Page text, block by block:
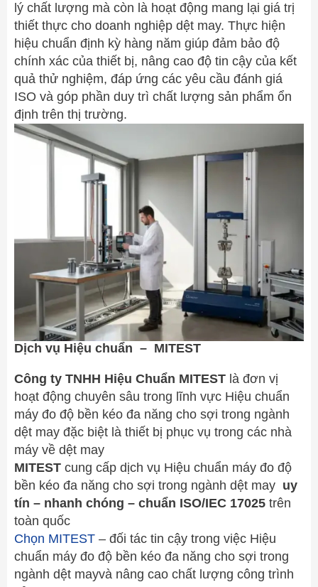
lý chất lượng mà còn là hoạt động mang lại giá trị
thiết thực cho doanh nghiệp dệt may. Thực hiện
hiệu chuẩn định kỳ hàng năm giúp đảm bảo độ
chính xác của thiết bị, nâng cao độ tin cậy của kết
quả thử nghiệm, đáp ứng các yêu cầu đánh giá
ISO và góp phần duy trì chất lượng sản phẩm ổn
định trên thị trường.
Dịch vụ Hiệu chuẩn – MITEST
Công ty TNHH Hiệu Chuẩn MITESTlà đơn vị
hoạt động chuyên sâu trong lĩnh vực Hiệu chuẩn
máy đo độ bền kéo đa năng cho sợi trong ngành
dệt may đặc biệt là thiết bị phục vụ trong các nhà
máy về dệt may
MITESTcung cấp dịch vụ Hiệu chuẩn máy đo độ
bền kéo đa năng cho sợi trong ngành dệt may uy
tín – nhanh chóng – chuẩn ISO/IEC 17025trên
toàn quốc
Chọn MITEST– đối tác tin cậy trong việc Hiệu
chuẩn máy đo độ bền kéo đa năng cho sợi trong
ngành dệt mayvà nâng cao chất lượng công trình